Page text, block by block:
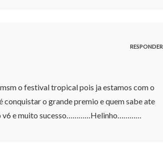
o festival tropical pois ja estamos com o
o grande premio e quem sabe ate
v6 e muito sucesso…………Helinho…………
RESPONDER